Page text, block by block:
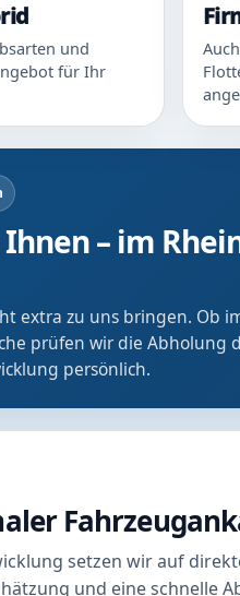
und
für Ihr
– im
extra zu uns bringen. Ob
prüfen wir die Abholung
persönlich.
setzen wir auf
und eine schnelle